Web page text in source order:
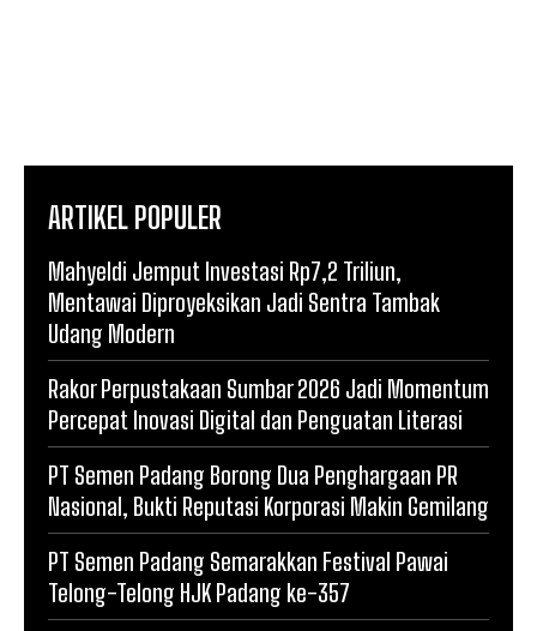
ARTIKEL POPULER
Mahyeldi Jemput Investasi Rp7,2 Triliun,
Mentawai Diproyeksikan Jadi Sentra Tambak
Udang Modern
Rakor Perpustakaan Sumbar 2026 Jadi Momentum
Percepat Inovasi Digital dan Penguatan Literasi
PT Semen Padang Borong Dua Penghargaan PR
Nasional, Bukti Reputasi Korporasi Makin Gemilang
PT Semen Padang Semarakkan Festival Pawai
Telong-Telong HJK Padang ke-357